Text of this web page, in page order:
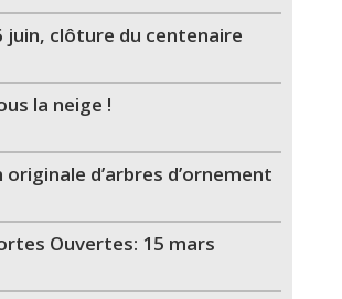
juin, clôture du centenaire
la neige !
d’arbres d’ornement
Ouvertes: 15 mars